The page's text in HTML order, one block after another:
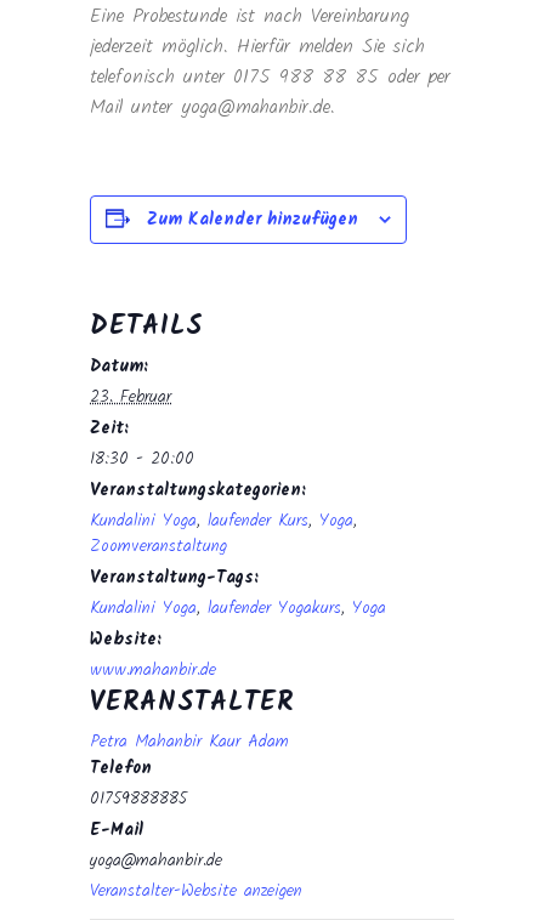
Eine Probestunde ist nach Vereinbarung
jederzeit möglich. Hierfür melden Sie sich
telefonisch unter 0175 988 88 85 oder per
Mail unter yoga@mahanbir.de.
Zum Kalender hinzufügen
DETAILS
Datum:
23. Februar
Zeit:
18:30 - 20:00
Veranstaltungskategorien:
Kundalini Yoga, laufender Kurs, Yoga,
Zoomveranstaltung
Veranstaltung-Tags:
Kundalini Yoga, laufender Yogakurs, Yoga
Website:
www.mahanbir.de
VERANSTALTER
Petra Mahanbir Kaur Adam
Telefon
01759888885
E-Mail
yoga@mahanbir.de
Veranstalter-Website anzeigen